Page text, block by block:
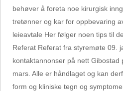
behøver å foreta noe kirurgisk
tretønner og kar for oppbevaring
leieavtale Her følger noen tips til
Referat Referat fra styremøte 09.
kontaktannonser på nett
mars. Alle er håndlaget og kan
form og kliniske tegn og